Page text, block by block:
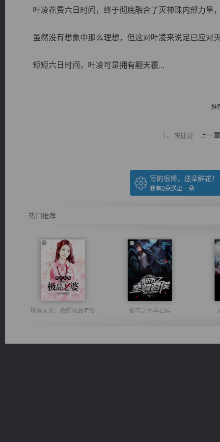
叶凌花费六日时间，终于彻底融合了灭神珠内部力量
虽然没有想象中那么理想，但这对叶凌来说足已应对
短短六日时间，叶凌可是拥有翻天覆...
推
（← 快捷键 上一章
写的很棒，送朵鲜花！
我有0朵送出一朵
热门推荐
桃运无双：我的极品老婆 都市之至尊君侯